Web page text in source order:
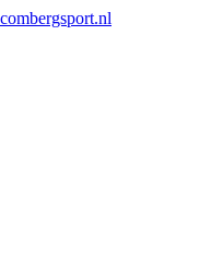
bergsport.nl